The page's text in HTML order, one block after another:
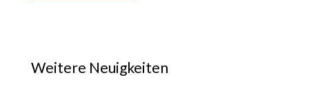
Weitere Neuigkeiten